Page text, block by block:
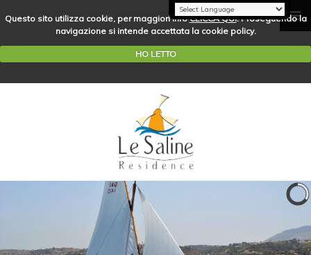
Questo sito utilizza cookie, per maggiori infoCLICCA QUI. Proseguendo la
navigazione si intende accettata la cookie policy.
HO LETTO